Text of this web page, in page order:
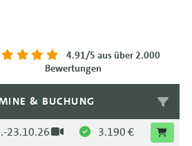
4.91/5 aus über 2.000
Bewertungen
& BUCHUNG
23.10.26 3.190 €